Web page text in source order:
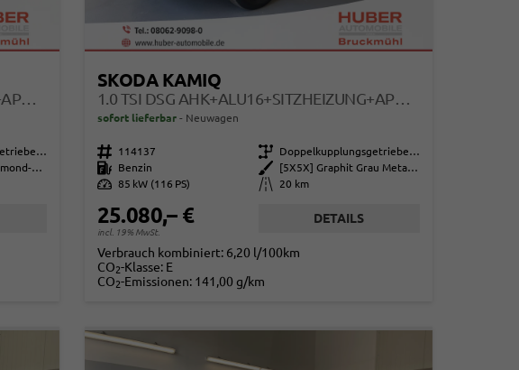
Doppelkupplungsgetriebe (DSG)
[B3B3] Smokey Diamond-Silber Metallic
SKODA KAMIQ
sofort lieferbar Neuwagen
Fahrzeugnr. 114137 Getriebe
Doppelkupplungsgetriebe (DSG)
Kraftstoff
Benzin Außenfarbe
[5X5X] Graphit Grau Metallic
Leistung 85 kW (116 PS) Kilometerstand 20 km
25.080,– €
incl. 19% MwSt.
DETAILS
Verbrauch kombiniert: 6,20 l/100km
CO2-Klasse: E
CO2-Emissionen: 141,00 g/km